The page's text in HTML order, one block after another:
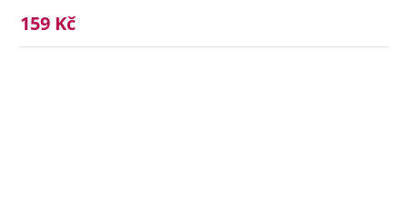
159 Kč